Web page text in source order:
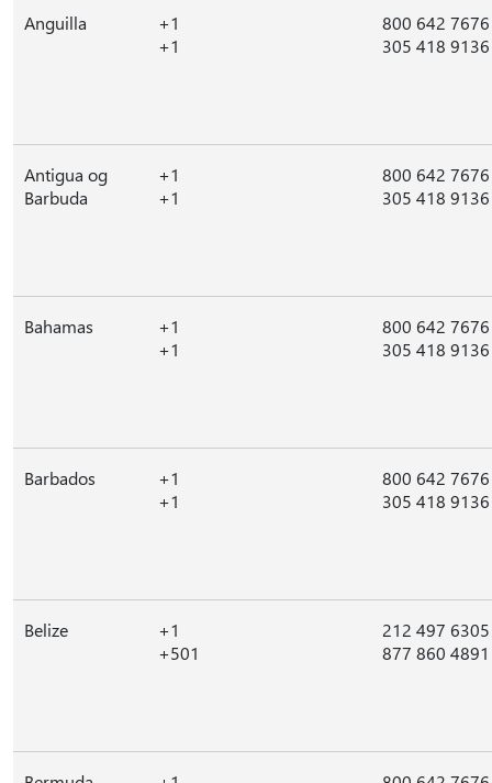
Anguilla
+1
+1
800 642 7676
305 418 9136
Antigua og
Barbuda
+1
+1
800 642 7676
305 418 9136
Bahamas
+1
+1
800 642 7676
305 418 9136
Barbados
+1
+1
800 642 7676
305 418 9136
Belize
+1
+501
212 497 6305
877 860 4891